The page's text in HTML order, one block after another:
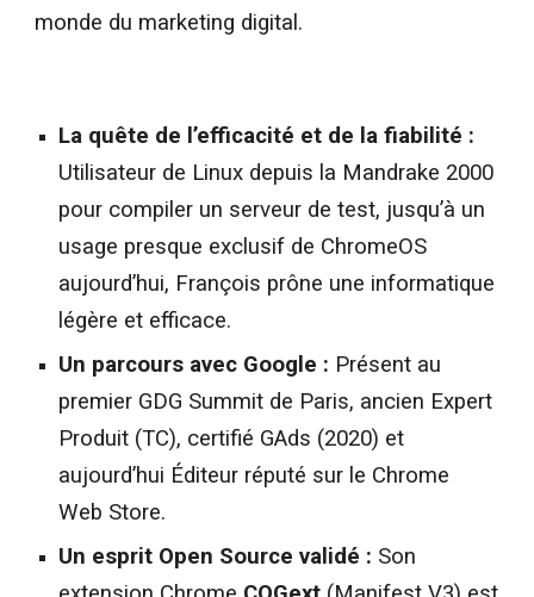
monde du marketing digital.
La quête de l’efficacité et de la fiabilité :
Utilisateur de Linux depuis la Mandrake 2000
pour compiler un serveur de test, jusqu’à un
usage presque exclusif de ChromeOS
aujourd’hui, François prône une informatique
légère et efficace.
Un parcours avec Google : Présent au
premier GDG Summit de Paris, ancien Expert
Produit (TC), certifié GAds (2020) et
aujourd’hui Éditeur réputé sur le Chrome
Web Store.
Un esprit Open Source validé : Son